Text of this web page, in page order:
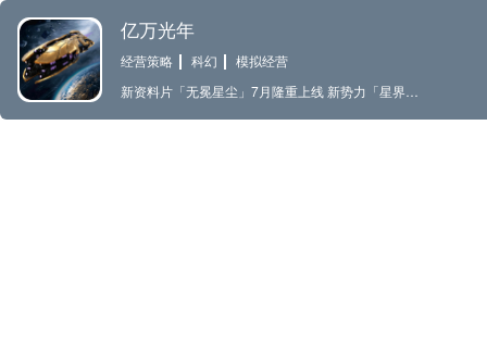
亿万光年
经营策略 科幻
模拟经营